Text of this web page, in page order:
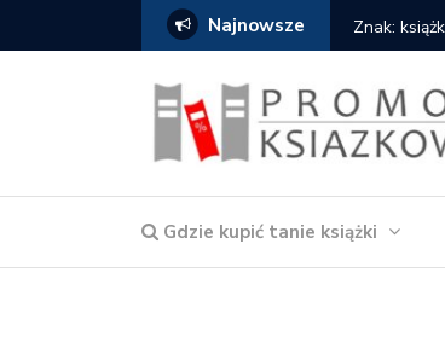
Najnowsze
2,90 zł do zamówienia
Gdzie kupić tanie książki